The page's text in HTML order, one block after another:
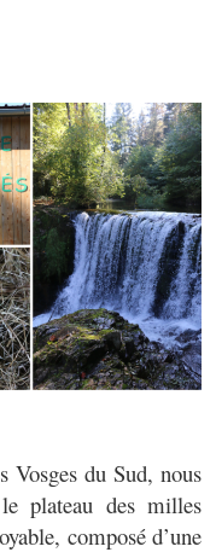
Vosges du Sud, nous
plateau des milles
composé d’une